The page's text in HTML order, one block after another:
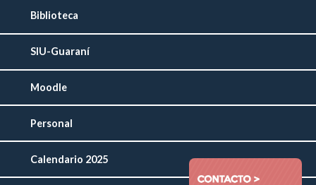
Biblioteca
SIU-Guaraní
Moodle
Personal
Calendario 2025